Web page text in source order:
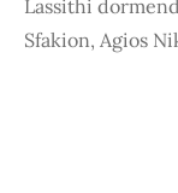
Lassithi
Sfakion, Agios